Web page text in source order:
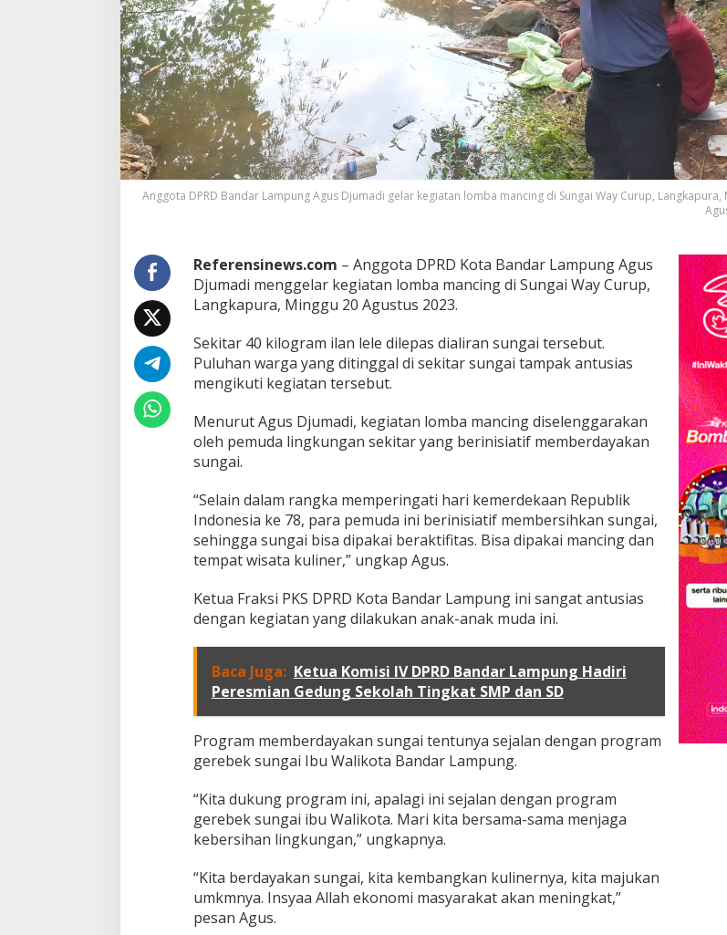
P
R
D
K
o
a
n
d
a
r
p
u
n
g
e
m
b
r
B
e
P
s
a
B
a
w
W
a
r
a
H
r
u
s
J
g
a
K
e
Anggota DPRD Bandar Lampung Agus Djumadi gelar kegiatan lomba mancing di Sungai Way Curup, Langkapura,
Referensinews.com – Anggota DPRD Kota Bandar Lampung Agus
Djumadi menggelar kegiatan lomba mancing di Sungai Way Curup,
Langkapura, Minggu 20 Agustus 2023.
Sekitar 40 kilogram ilan lele dilepas dialiran sungai tersebut.
Puluhan warga yang ditinggal di sekitar sungai tampak antusias
mengikuti kegiatan tersebut.
Menurut Agus Djumadi, kegiatan lomba mancing diselenggarakan
oleh pemuda lingkungan sekitar yang berinisiatif memberdayakan
sungai.
“Selain dalam rangka memperingati hari kemerdekaan Republik
Indonesia ke 78, para pemuda ini berinisiatif membersihkan sungai,
sehingga sungai bisa dipakai beraktifitas. Bisa dipakai mancing dan
tempat wisata kuliner,” ungkap Agus.
Ketua Fraksi PKS DPRD Kota Bandar Lampung ini sangat antusias
dengan kegiatan yang dilakukan anak-anak muda ini.
Baca Juga: Ketua Komisi IV DPRD Bandar Lampung Hadiri
Peresmian Gedung Sekolah Tingkat SMP dan SD
Program memberdayakan sungai tentunya sejalan dengan program
gerebek sungai Ibu Walikota Bandar Lampung.
“Kita dukung program ini, apalagi ini sejalan dengan program
gerebek sungai ibu Walikota. Mari kita bersama-sama menjaga
kebersihan lingkungan,” ungkapnya.
“Kita berdayakan sungai, kita kembangkan kulinernya, kita majukan
umkmnya. Insyaa Allah ekonomi masyarakat akan meningkat,”
pesan Agus.